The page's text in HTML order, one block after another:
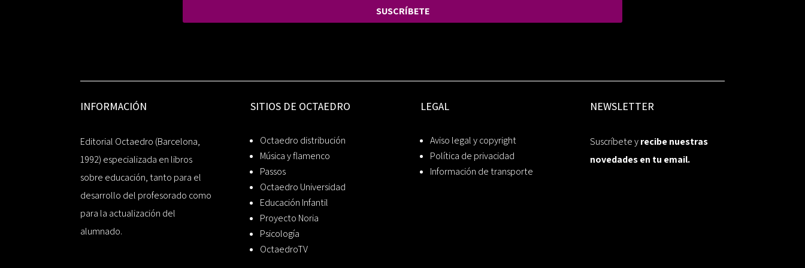
SUSCRÍBETE
INFORMACIÓN
Editorial Octaedro (Barcelona,
1992) especializada en libros
sobre educación, tanto para el
desarrollo del profesorado como
para la actualización del
alumnado.
SITIOS DE OCTAEDRO
Octaedro distribución
Música y flamenco
Passos
Octaedro Universidad
Educación Infantil
Proyecto Noria
Psicología
OctaedroTV
LEGAL
Aviso legal y copyright
Política de privacidad
Información de transporte
NEWSLETTER
Suscríbete yrecibe nuestras
novedades en tu email.